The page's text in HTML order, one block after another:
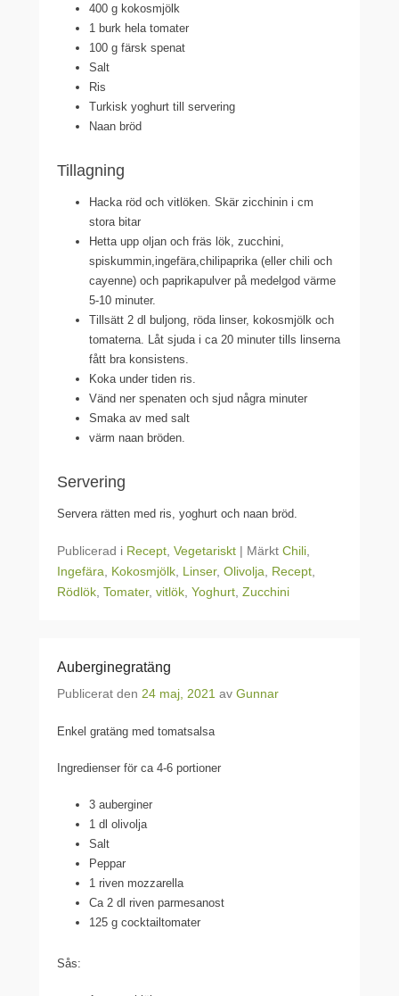
400 g kokosmjölk
1 burk hela tomater
100 g färsk spenat
Salt
Ris
Turkisk yoghurt till servering
Naan bröd
Tillagning
Hacka röd och vitlöken. Skär zicchinin i cm
stora bitar
Hetta upp oljan och fräs lök, zucchini,
spiskummin,ingefära,chilipaprika (eller chili och
cayenne) och paprikapulver på medelgod värme
5-10 minuter.
Tillsätt 2 dl buljong, röda linser, kokosmjölk och
tomaterna. Låt sjuda i ca 20 minuter tills linserna
fått bra konsistens.
Koka under tiden ris.
Vänd ner spenaten och sjud några minuter
Smaka av med salt
värm naan bröden.
Servering
Servera rätten med ris, yoghurt och naan bröd.
Publicerad i Recept Vegetariskt | Märkt Chili
Ingefära
Kokosmjölk Linser, Olivolja Recept
Rödlök Tomater, vitlök Yoghurt Zucchini
Auberginegratäng
Publicerat den 24 maj, 2021 av Gunnar
Enkel gratäng med tomatsalsa
Ingredienser för ca 4-6 portioner
3 auberginer
1 dl olivolja
Salt
Peppar
1 riven mozzarella
Ca 2 dl riven parmesanost
125 g cocktailtomater
Sås: